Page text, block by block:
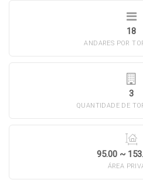
18
ANDARES POR
3
QUANTIDADE DE
95.00 ~
ÁREA